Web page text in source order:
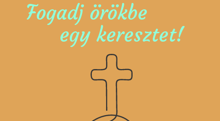
Fogadj örökbe
egy keresztet!